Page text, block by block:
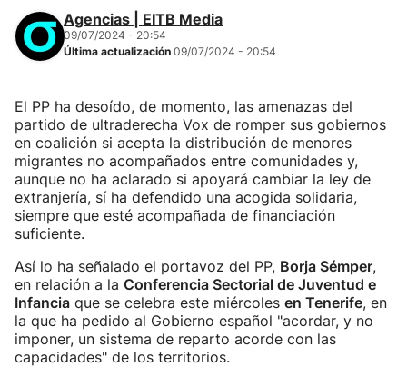
Agencias | EITB Media
09/07/2024 - 20:54
Última actualización 09/07/2024 - 20:54
El PP ha desoído, de momento, las amenazas del
partido de ultraderecha Vox de romper sus gobiernos
en coalición si acepta la distribución de menores
migrantes no acompañados entre comunidades y,
aunque no ha aclarado si apoyará cambiar la ley de
extranjería, sí ha defendido una acogida solidaria,
siempre que esté acompañada de financiación
suficiente.
Así lo ha señalado el portavoz del PP, Borja Sémper,
en relación a la Conferencia Sectorial de Juventud e
Infancia que se celebra este miércoles en Tenerife, en
la que ha pedido al Gobierno español "acordar, y no
imponer, un sistema de reparto acorde con las
capacidades" de los territorios.